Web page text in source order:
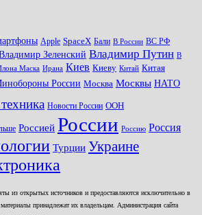
Apple SpaceX Бали В России ВС РФ
Зеленский Владимир Путин В
Маска Ирана Киев Киеву Китай Китая
России Москва Москвы НАТО
Новости России ООН
Россией России Россию Россия
Турции Украине
из открытых источников и предоставляются исключительно в
принадлежат их владельцам. Администрация сайта